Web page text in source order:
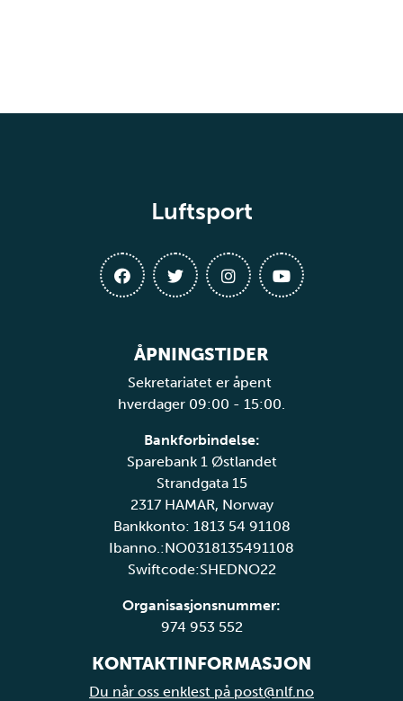
Luftsport
ÅPNINGSTIDER
Sekretariatet er åpent
hverdager 09:00 - 15:00.
Bankforbindelse:
Sparebank 1 Østlandet
Strandgata 15
2317 HAMAR, Norway
Bankkonto: 1813 54 91108
Ibanno.:NO0318135491108
Swiftcode:SHEDNO22
Organisasjonsnummer:
974 953 552
KONTAKTINFORMASJON
Du når oss enklest på post@nlf.no